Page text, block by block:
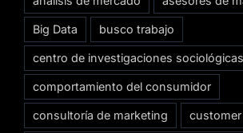
Big Data busco trabajo
centro de investigaciones sociológicas
comportamiento del consumidor
consultoría de marketing